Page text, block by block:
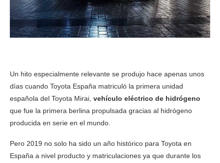
Un hito especialmente relevante se produjo hace apenas unos
días cuando Toyota España matriculó la primera unidad
española del Toyota Mirai, vehículo eléctrico de hidrógeno
que fue la primera berlina propulsada gracias al hidrógeno
producida en serie en el mundo.
Pero 2019 no solo ha sido un año histórico para Toyota en
España a nivel producto y matriculaciones ya que durante los